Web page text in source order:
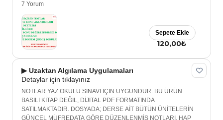
7 Yorum
120,00₺
Sepete Ekle
▶ Uzaktan Algılama Uygulamaları
Detaylar için tıklayınız
NOTLAR YAZ OKULU SINAVI İÇİN UYGUNDUR. BU ÜRÜN
BASILI KİTAP DEĞİL, DİJİTAL PDF FORMATINDA
SATILMAKTADIR. DOSYADA; DERSE AİT BÜTÜN ÜNİTELERİN
GÜNCEL MÜFREDATA GÖRE DÜZENLENMİŞ NOTLARI, HAP